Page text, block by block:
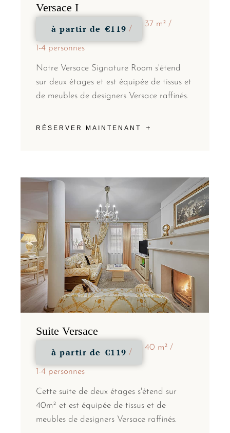
Versace I
à partir de €119 37 m²
1-4 personnes
Notre Versace Signature Room s'étend
sur deux étages et est équipée de tissus et
de meubles de designers Versace raffinés.
RÉSERVER MAINTENANT
Suite Versace
à partir de €119 40 m²
1-4 personnes
Cette suite de deux étages s'étend sur
40m² et est équipée de tissus et de
meubles de designers Versace raffinés.